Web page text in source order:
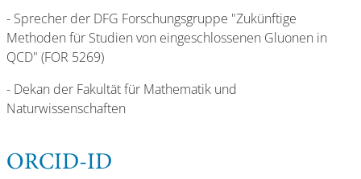
- Sprecher der DFG Forschungsgruppe "Zukünftige
Methoden für Studien von eingeschlossenen Gluonen in
QCD" (FOR 5269)
- Dekan der Fakultät für Mathematik und
Naturwissenschaften
ORCID-ID